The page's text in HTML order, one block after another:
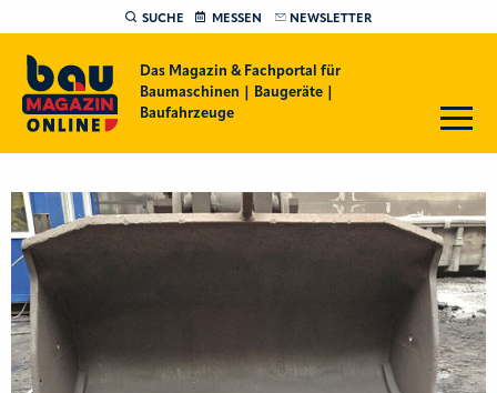
SUCHE MESSEN NEWSLETTER
Das Magazin & Fachportal für
Baumaschinen | Baugeräte |
Baufahrzeuge